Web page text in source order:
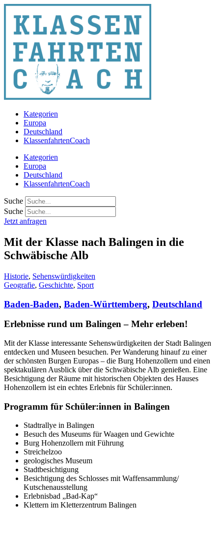
Zum
Inhalt
springen
Kategorien
Europa
Deutschland
KlassenfahrtenCoach
Kategorien
Europa
Deutschland
KlassenfahrtenCoach
Suche
Suche
Jetzt anfragen
Mit der Klasse nach Balingen in die
Schwäbische Alb
Historie, Sehenswürdigkeiten
Geografie, Geschichte, Sport
Baden-Baden, Baden-Württemberg, Deutschland
Erlebnisse rund um Balingen – Mehr erleben!
Mit der Klasse interessante Sehenswürdigkeiten der Stadt Balingen
entdecken und Museen besuchen. Per Wanderung hinauf zu einer
der schönsten Burgen Europas – die Burg Hohenzollern und einen
spektakulären Ausblick über die Schwäbische Alb genießen. Eine
Besichtigung der Räume mit historischen Objekten des Hauses
Hohenzollern ist ein echtes Erlebnis für Schüler:innen.
Programm für Schüler:innen in Balingen
Stadtrallye in Balingen
Besuch des Museums für Waagen und Gewichte
Burg Hohenzollern mit Führung
Streichelzoo
geologisches Museum
Stadtbesichtigung
Besichtigung des Schlosses mit Waffensammlung/
Kutschenausstellung
Erlebnisbad „Bad-Kap“
Klettern im Kletterzentrum Balingen